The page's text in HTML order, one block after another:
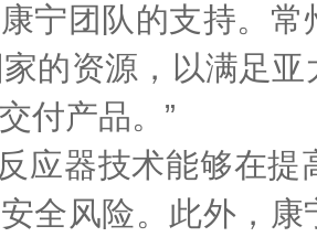
宁团队的支持。
的资源，以满足
付产品。 ”
应器技术能够在提
安全风险。此外， 康